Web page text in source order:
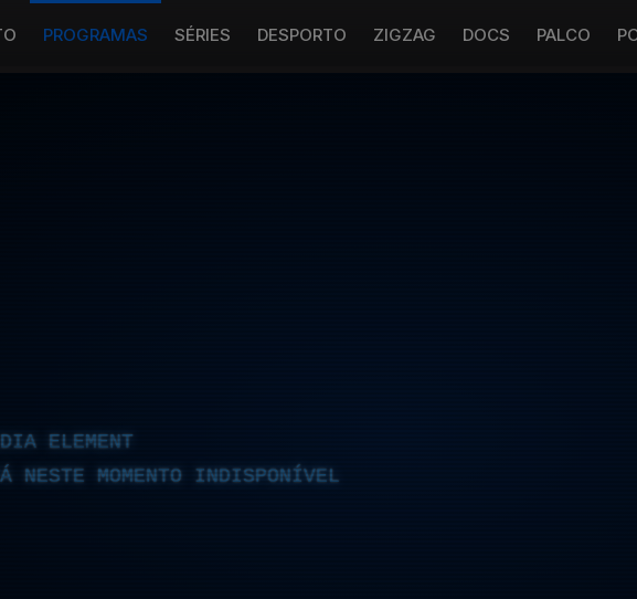
PROGRAMAS SÉRIES DESPORTO ZIGZAG DOCS PALCO
ELEMENT
NESTE MOMENTO INDISPONÍVEL